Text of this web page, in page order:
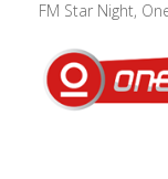
FM Star Night,